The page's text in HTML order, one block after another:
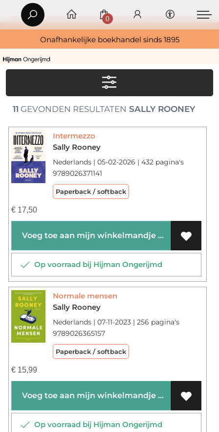
Onafhankelijke boekhandel sinds 1895
0
11 GEVONDEN RESULTATEN SALLY ROONEY
Intermezzo
Sally Rooney
Nederlands | 05-02-2026 | 432 pagina's
9789026371141
Paperback / softback
€17,50
Voeg toe aan mijn winkelmandje
Op voorraad bij Hijman Ongerijmd
Normale mensen
Sally Rooney
Nederlands | 07-11-2023 | 256 pagina's
9789026365157
Paperback / softback
€15,99
Voeg toe aan mijn winkelmandje
Op voorraad bij Hijman Ongerijmd